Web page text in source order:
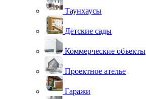
Таунхаусы
Детские сады
Коммерческие объекты
Проектное ателье
Гаражи